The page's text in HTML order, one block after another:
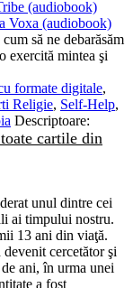
(audiobook)
Voxa (audiobook)
să ne debarăsăm
exercită mintea şi
formate digitale,
Religie, Self-Help,
Descriptoare:
cartile din
unul dintre cei
ai timpului nostru.
13 ani din viaţă.
cercetător şi
ani, în urma unei
a fost